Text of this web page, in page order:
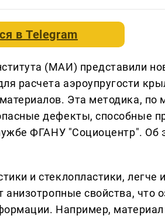
вTelegram
(МАИ) представили
расчета аэроупругости
Эта методика, по
дефекты, способные
ФГАНУ "Cоциоцентр". Об
и стеклопластики, легче
свойства, что
Например,